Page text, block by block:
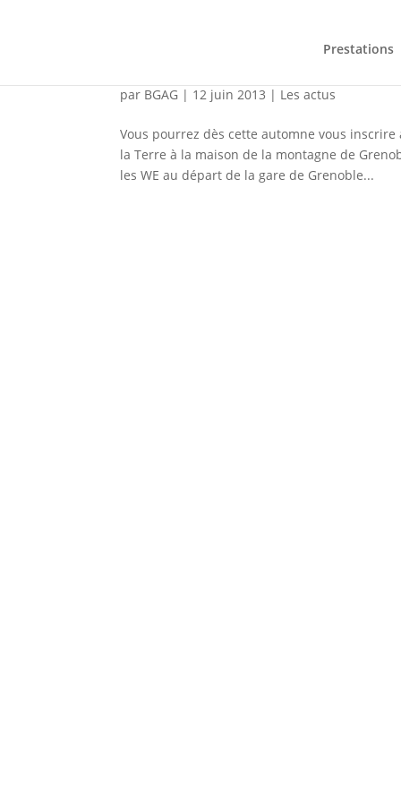
Prestations
Partenariat du BGAG
par BGAG | 12 juin 2013 | Les actus
Vous pourrez dès cette automne vous
la Terre à la maison de la montagne de
les WE au départ de la gare de Grenoble...